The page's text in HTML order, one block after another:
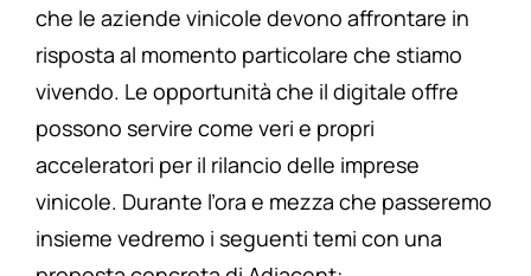
che le aziende vinicole devono affrontare in
risposta al momento particolare che stiamo
vivendo. Le opportunità che il digitale offre
possono servire come veri e propri
acceleratori per il rilancio delle imprese
vinicole. Durante l’ora e mezza che passeremo
insieme vedremo i seguenti temi con una